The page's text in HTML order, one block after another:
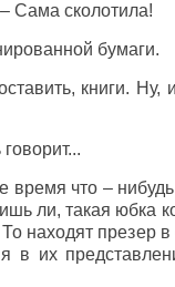
Сама сколотила!
бумаги.
книги. Ну,
что –
ли, такая юбка
находят презер
их